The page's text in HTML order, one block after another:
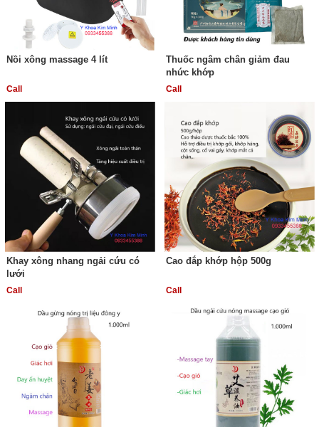
Nồi xông massage 4 lít
Call
Thuốc ngâm chân giảm đau
nhức khớp
Call
Khay xông nhang ngải cứu có
lưới
Call
Cao đắp khớp hộp 500g
Call